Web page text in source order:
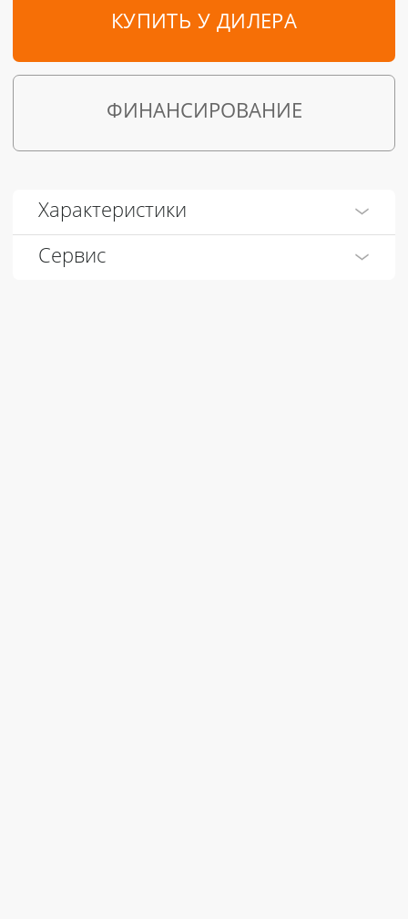
КУПИТЬ У ДИЛЕРА
ФИНАНСИРОВАНИЕ
Характеристики
Сервис